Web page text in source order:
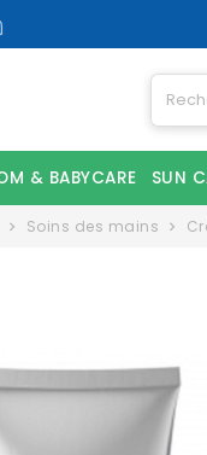
& BABYCARE SUN
Soins des mains